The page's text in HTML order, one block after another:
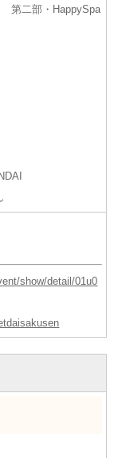
第二部・HappySpa
show/detail/01u0